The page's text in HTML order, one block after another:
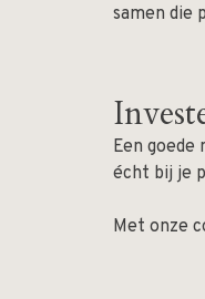
samen die
Een
écht bij je
Met onze